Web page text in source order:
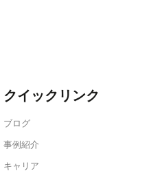
クイックリンク
ブログ
事例紹介
キャリア